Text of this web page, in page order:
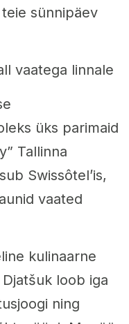
sünnipäev
vaatega linnale
üks parimaid
Tallinna
Swissôtel’is,
vaated
kulinaarne
loob iga
ning